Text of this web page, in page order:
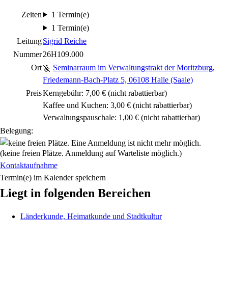
Zeiten
1 Termin(e)
1 Termin(e)
LeitungSigrid Reiche
Nummer26H109.000
Ort
Seminarraum im Verwaltungstrakt der Moritzburg,
Friedemann-Bach-Platz 5, 06108 Halle (Saale)
PreisKerngebühr: 7,00 € (nicht rabattierbar)
Kaffee und Kuchen: 3,00 € (nicht rabattierbar)
Verwaltungspauschale: 1,00 € (nicht rabattierbar)
Belegung:
(keine freien Plätze. Anmeldung auf Warteliste möglich.)
Kontaktaufnahme
Termin(e) im Kalender speichern
Liegt in folgenden Bereichen
Länderkunde, Heimatkunde und Stadtkultur